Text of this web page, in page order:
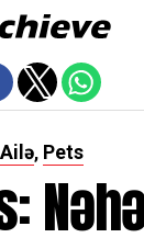
, Pets